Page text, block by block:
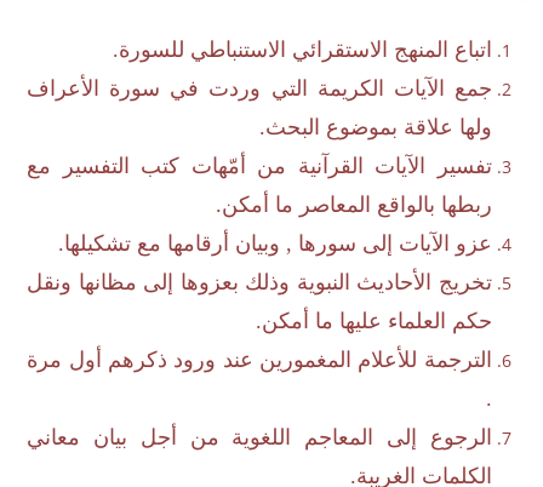
اتباع المنهج الاستقرائي الاستنباطي للسورة.
جمع الآيات الكريمة التي وردت في سورة الأعراف
ولها علاقة بموضوع البحث.
تفسير الآيات القرآنية من أمّهات كتب التفسير مع
ربطها بالواقع المعاصر ما أمكن.
عزو الآيات إلى سورها , وبيان أرقامها مع تشكيلها.
تخريج الأحاديث النبوية وذلك بعزوها إلى مظانها ونقل
حكم العلماء عليها ما أمكن.
الترجمة للأعلام المغمورين عند ورود ذكرهم أول مرة
الرجوع إلى المعاجم اللغوية من أجل بيان معاني
الكلمات الغريبة.